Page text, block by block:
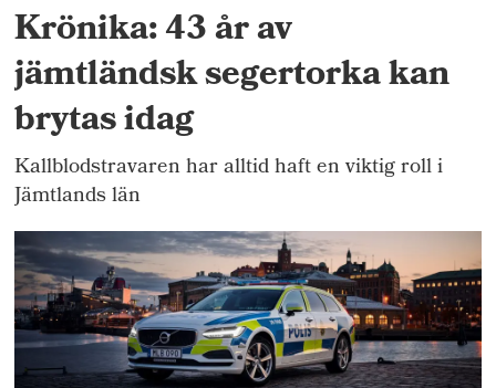
Krönika: 43 år av
jämtländsk segertorka kan
brytas idag
Kallblodstravaren har alltid haft en viktig roll i
Jämtlands län